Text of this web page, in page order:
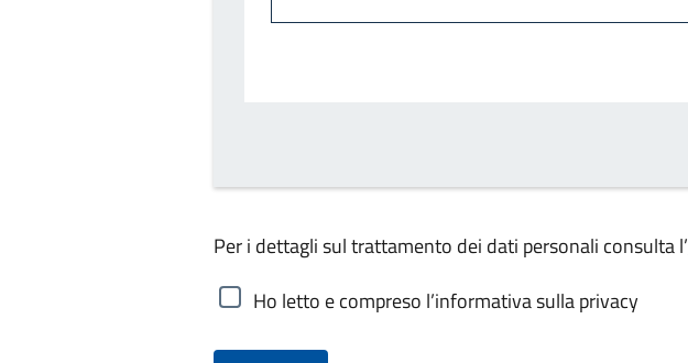
Per i dettagli sul trattamento dei dati personali consulta l’
Ho letto e compreso l’informativa sulla privacy